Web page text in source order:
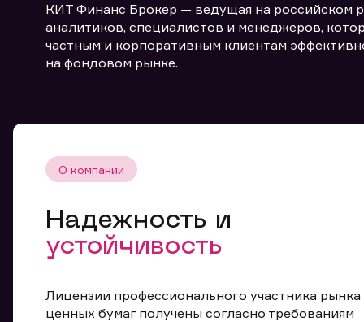
КИТ Финанс Брокер — ведущая на российском
аналитиков, специалистов и менеджеров,
частным и корпоративным клиентам
на фондовом рынке.
О компании
Надежность и
устойчивость
Лицензии профессионального участника рынка
ценных бумаг получены согласно требованиям